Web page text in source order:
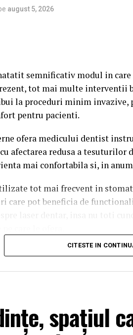
august 5, 2026
semnificativ modul in
tot mai multe interventii
la proceduri minim invazive,
pentru pacienti.
ofera medicului dentist
afectarea redusa a tesuturilor
mai confortabila si, in
tot mai frecvent in
care pot beneficia de
echipament care utilizeaza
tesuturi din cavitatea
tehnologia poate fi
CITESTE IN
spațiul